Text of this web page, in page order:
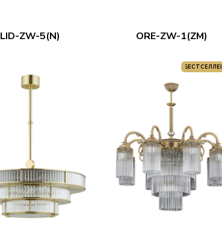
LID-ZW-5(N) ORE-ZW-1(ZM)
БЕСТСЕЛЛЕР